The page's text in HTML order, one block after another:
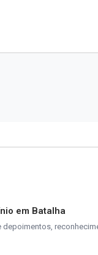
em Batalha
depoimentos,